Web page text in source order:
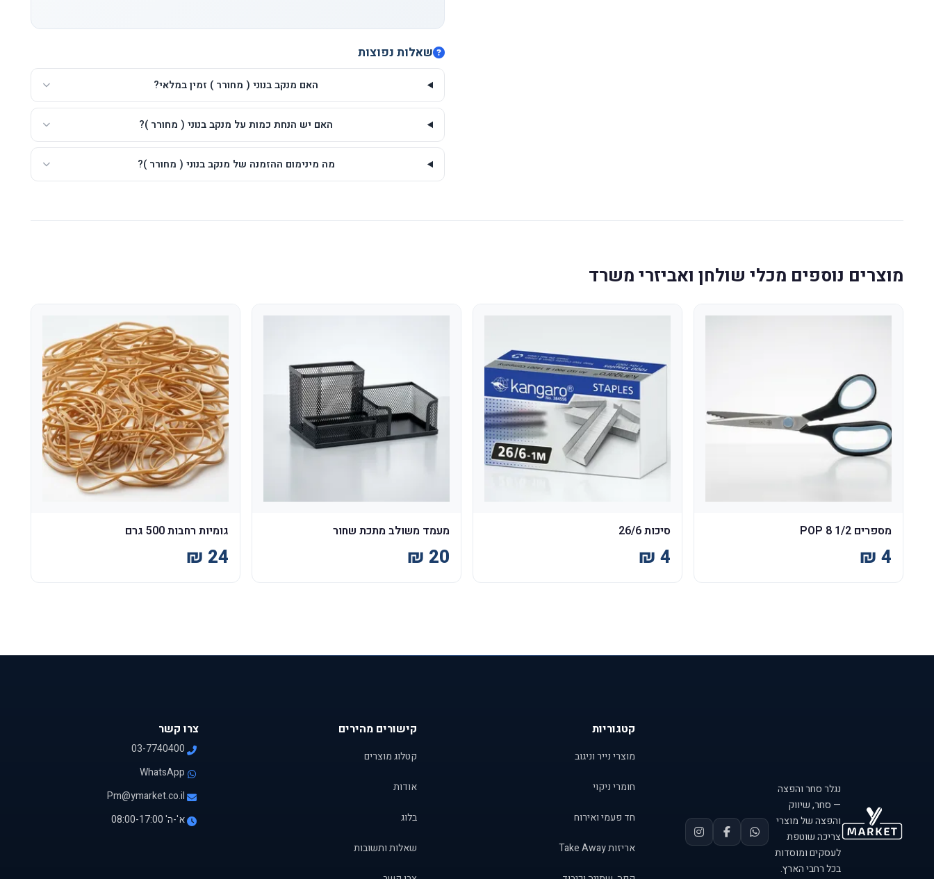
שאלות נפוצות
האם מנקב בנוני ( מחורר ) זמין במלאי?
האם יש הנחת כמות על מנקב בנוני ( מחורר )?
מה מינימום ההזמנה של מנקב בנוני ( מחורר )?
מוצרים נוספים מכלי שולחן ואביזרי משרד
מספרים 1/2 8 POP סיכות 26/6 מעמד משולב מתכת שחור גומיות רחבות 500 גרם
נגלר סחר והפצה
— סחר, שיווק
והפצה של מוצרי
צריכה שוטפת
לעסקים ומוסדות
בכל רחבי הארץ.
קטגוריות
מוצרי נייר וניגוב
חומרי ניקוי
חד פעמי ואירוח
אריזות Take Away
קישורים מהירים
קטלוג מוצרים
אודות
בלוג
שאלות ותשובות
צרו קשר
03-7740400
WhatsApp
Pm@ymarket.co.il
א'-ה' 08:00-17:00